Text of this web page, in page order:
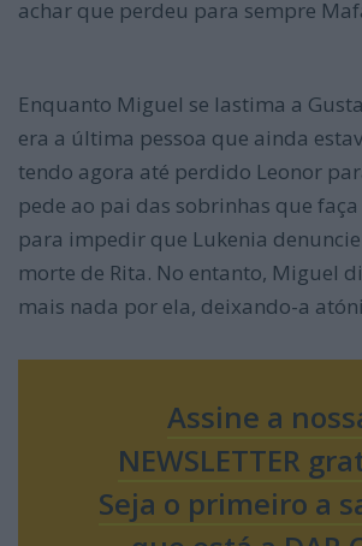
achar que perdeu para sempre
Enquanto Miguel se lastima a
era a última pessoa que ainda
tendo agora até perdido Leonor
pede ao pai das sobrinhas que
para impedir que Lukenia
morte de Rita. No entanto, Miguel
mais nada por ela, deixando-a
Assine a
NEWSLETTER
Seja o primeiro a